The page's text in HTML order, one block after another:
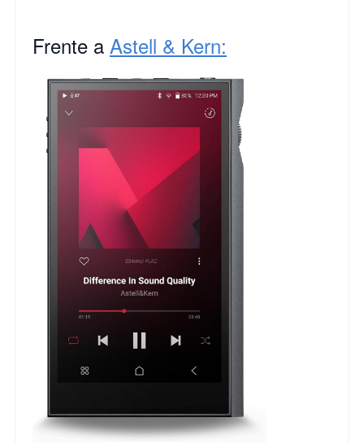
Frente a Astell & Kern: